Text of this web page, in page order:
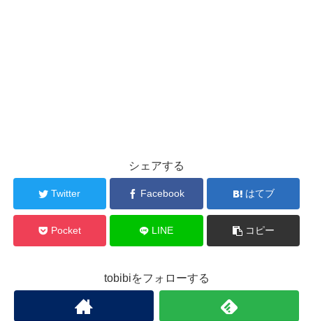
シェアする
Twitter Facebook はてブ
Pocket LINE コピー
tobibiをフォローする